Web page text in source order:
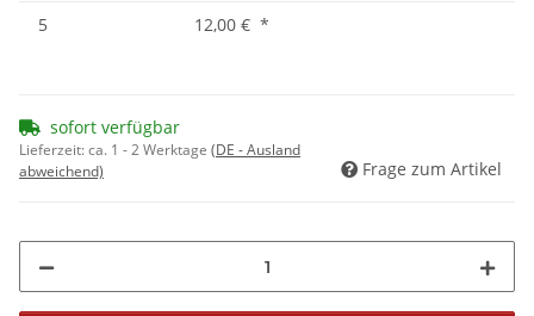
5
12,00 € *
sofort verfügbar
Lieferzeit:ca. 1 - 2 Werktage (DE - Ausland
abweichend)
Frage zum Artikel